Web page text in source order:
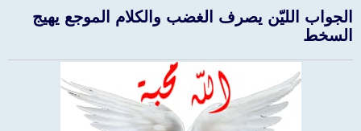
ة
الجواب الليّن يصرف الغضب والكلام الموجع يهيج
السخط